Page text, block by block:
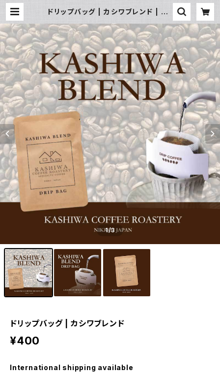
ドリップバッグ | カシワブレンド | KA
KKO-
1/3
ドリップバッグ | カシワブレンド
¥400
International shipping available